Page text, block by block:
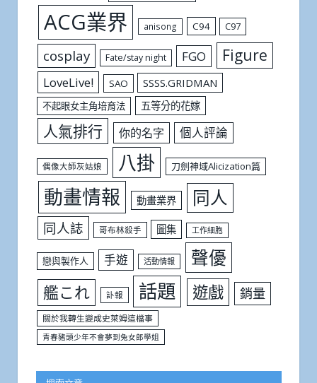
ACG業界 anisong C94 C97
cosplay Fate/stay night FGO Figure
LoveLive! SAO SSSS.GRIDMAN
不起眼女主角培育法 五等分的花嫁
人氣排行 你的名字 個人評論
偶像大師灰姑娘 八掛 刀劍神域Alicization篇
動畫情報 動畫業界 同人
同人誌 哥布林殺手 圖集 工作細胞
戀與製作人 手遊 活動情報 聲優
艦これ 訃報 話題 遊戲 銷量
關於我轉生變成史萊姆這檔事
青春豬頭少年不會夢到兔女郎學姐